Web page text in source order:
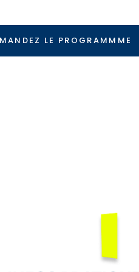
LE PROGRAMMME